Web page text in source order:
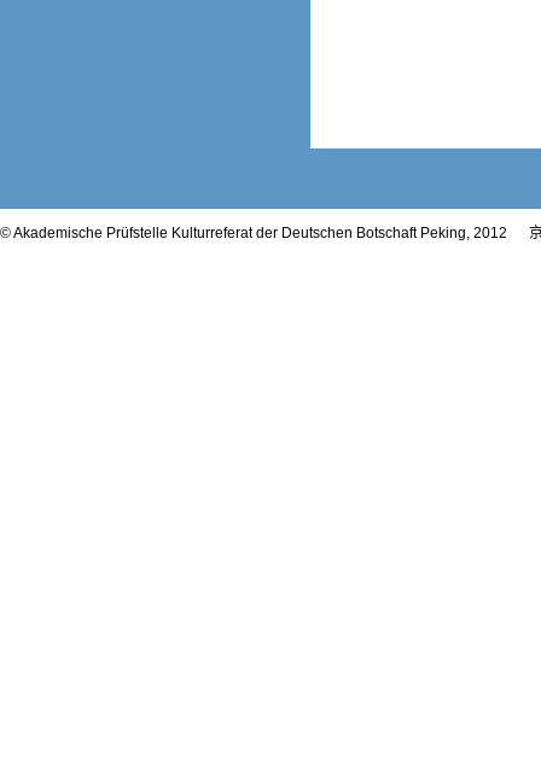
© Akademische Prüfstelle Kulturreferat der Deutschen Botschaft Peking, 2012